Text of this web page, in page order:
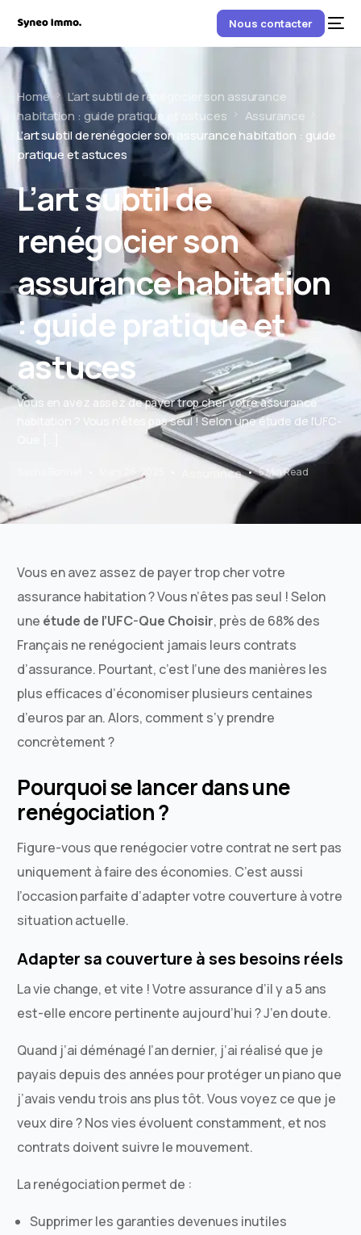
Nous contacter
Home
L’art subtil de renégocier son assurance
habitation : guide pratique et astuces
Assurance
L’art subtil de renégocier son assurance habitation : guide
pratique et astuces
L’art subtil de
renégocier son
assurance habitation
: guide pratique et
astuces
Vous en avez assez de payer trop cher votre assurance
habitation ? Vous n’êtes pas seul ! Selon une étude de l’UFC-
Assurance 5 Min Read
Vous en avez assez de payer trop cher votre
assurance habitation ? Vous n’êtes pas seul ! Selon
une étude de l’UFC-Que Choisir, près de 68% des
Français ne renégocient jamais leurs contrats
d’assurance. Pourtant, c’est l’une des manières les
plus efficaces d’économiser plusieurs centaines
d’euros par an. Alors, comment s’y prendre
concrètement ?
Pourquoi se lancer dans une
renégociation ?
Figure-vous que renégocier votre contrat ne sert pas
uniquement à faire des économies. C’est aussi
l’occasion parfaite d’adapter votre couverture à votre
situation actuelle.
Adapter sa couverture à ses besoins réels
La vie change, et vite ! Votre assurance d’il y a 5 ans
est-elle encore pertinente aujourd’hui ? J’en doute.
Quand j’ai déménagé l’an dernier, j’ai réalisé que je
payais depuis des années pour protéger un piano que
j’avais vendu trois ans plus tôt. Vous voyez ce que je
veux dire ? Nos vies évoluent constamment, et nos
contrats doivent suivre le mouvement.
La renégociation permet de :
Supprimer les garanties devenues inutiles